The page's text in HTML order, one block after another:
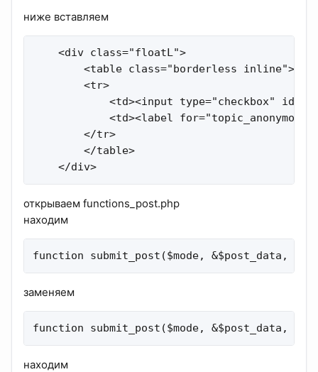
ниже вставляем
    <div class="floatL">
        <table class="borderless inline">
        <tr>
<td><input type="checkbox"
<td><label
        </tr>
        </table>
    </div>
открываем functions_post.php
находим
function submit_post($mode, &$post_data,
заменяем
function submit_post($mode, &$post_data,
находим